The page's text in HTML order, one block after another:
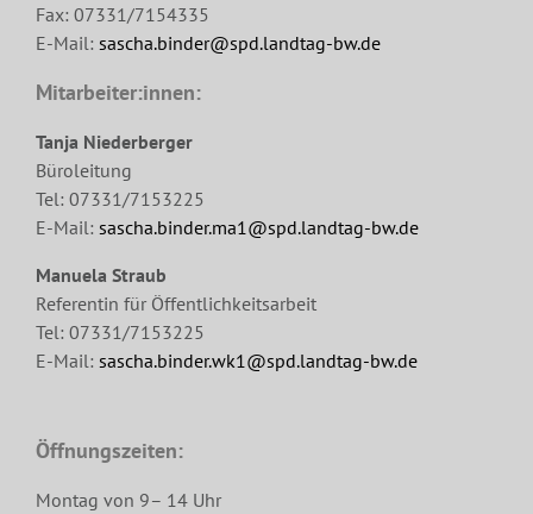
Fax: 07331/7154335
E-Mail: sascha.binder@spd.landtag-bw.de
Mitarbeiter:innen:
Tanja Niederberger
Büroleitung
Tel: 07331/7153225
E-Mail: sascha.binder.ma1@spd.landtag-bw.de
Manuela Straub
Referentin für Öffentlichkeitsarbeit
Tel: 07331/7153225
E-Mail: sascha.binder.wk1@spd.landtag-bw.de
Öffnungszeiten:
Montag von 9– 14 Uhr